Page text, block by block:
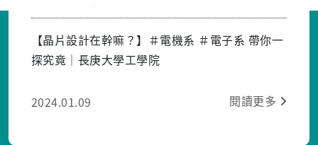
學工學院
【晶片設計在幹嘛？】＃電機系 ＃電子系 帶你一
探究竟｜長庚大學工學院
2024.01.09 閱讀更多